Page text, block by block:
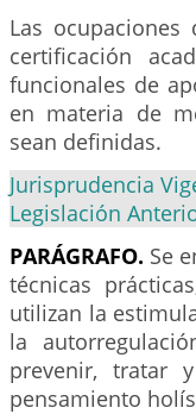
Las
certificación
funcionales de
en materia de
sean definidas.
Jurisprudencia
Legislación
PARÁGRAFO. Se
técnicas
utilizan la
la
prevenir, tratar
pensamiento